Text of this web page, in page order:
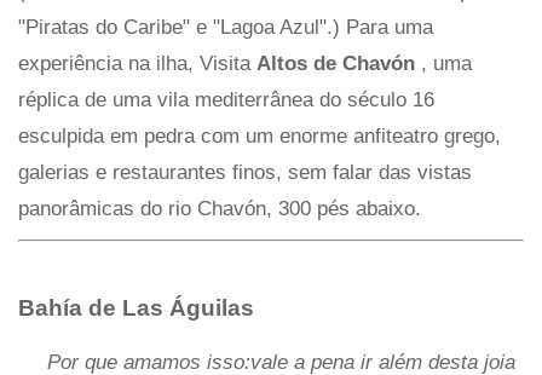
"Piratas do Caribe" e "Lagoa Azul".) Para uma
experiência na ilha, Visita Altos de Chavón , uma
réplica de uma vila mediterrânea do século 16
esculpida em pedra com um enorme anfiteatro grego,
galerias e restaurantes finos, sem falar das vistas
panorâmicas do rio Chavón, 300 pés abaixo.
Bahía de Las Águilas
Por que amamos isso:vale a pena ir além desta joia